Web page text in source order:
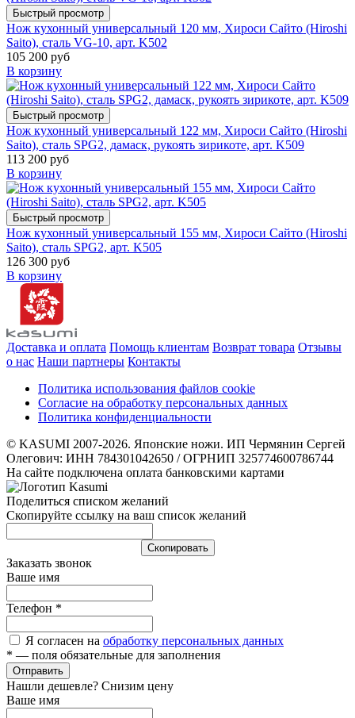
Быстрый просмотр
Нож кухонный универсальный 120 мм, Хироси Сайто (Hiroshi
Saito), сталь VG-10, арт. K502
105 200 руб
В корзину
Быстрый просмотр
Нож кухонный универсальный 122 мм, Хироси Сайто (Hiroshi
Saito), сталь SPG2, дамаск, рукоять зирикоте, арт. K509
113 200 руб
В корзину
Быстрый просмотр
Нож кухонный универсальный 155 мм, Хироси Сайто (Hiroshi
Saito), сталь SPG2, арт. K505
126 300 руб
В корзину
Доставка и оплата Помощь клиентам Возврат товара Отзывы
о нас Наши партнеры Контакты
Политика использования файлов cookie
Согласие на обработку персональных данных
Политика конфиденциальности
© KASUMI 2007-2026. Японские ножи. ИП Чермянин Сергей
Олегович: ИНН 784301042650 / ОГРНИП 325774600786744
На сайте подключена оплата банковскими картами
Поделиться списком желаний
Скопируйте ссылку на ваш список желаний
Cкопировать
Заказать звонок
Ваше имя
Телефон *
Я согласен на обработку персональных данных
* — поля обязательные для заполнения
Отправить
Нашли дешевле? Снизим цену
Ваше имя